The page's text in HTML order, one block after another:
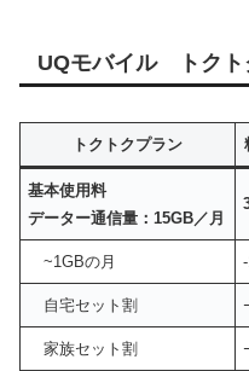
UQモバイル トクト
トクトクプラン
基本使用料
データー通信量：15GB／月
~1GBの月
自宅セット割
家族セット割